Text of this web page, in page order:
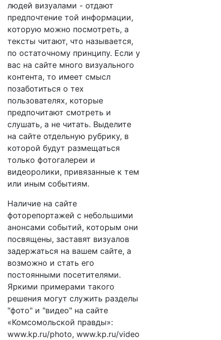
людей визуалами - отдают
предпочтение той информации,
которую можно посмотреть, а
тексты читают, что называется,
по остаточному принципу. Если у
вас на сайте много визуального
контента, то имеет смысл
позаботиться о тех
пользователях, которые
предпочитают смотреть и
слушать, а не читать. Выделите
на сайте отдельную рубрику, в
которой будут размещаться
только фотогалереи и
видеоролики, привязанные к тем
или иным событиям.
Наличие на сайте
фоторепортажей с небольшими
анонсами событий, которым они
посвящены, заставят визуалов
задержаться на вашем сайте, а
возможно и стать его
постоянными посетителями.
Яркими примерами такого
решения могут служить разделы
"фото" и "видео" на сайте
«Комсомольской правды»:
www.kp.ru/photo, www.kp.ru/video